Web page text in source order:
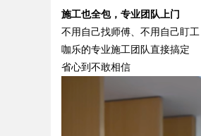
施工也全包，专业团队上门
不用自己找师傅、不用自己盯工
咖乐的专业施工团队直接搞定
省心到不敢相信